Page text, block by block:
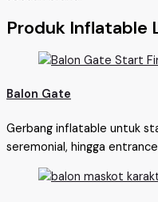
Produk Inflatable
Balon Gate
Gerbang inflatable untuk
seremonial, hingga